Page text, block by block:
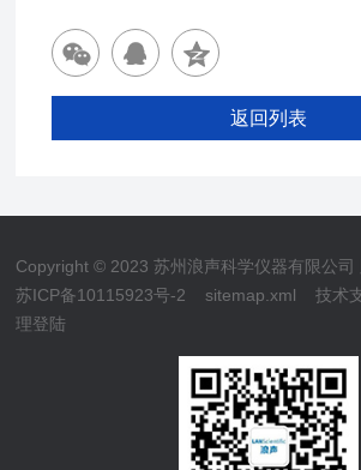
返回列表
Copyright © 2023 苏州浪声科学仪器有限公
苏ICP备10115923号-2
sitemap.xml 技术
理登陆